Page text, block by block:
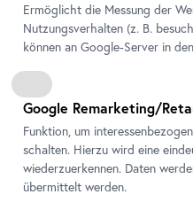
Nicolas Jasmin, Untitled (ILLUSIONS) OUT
INDEX (R.S.), 2018
Courtesy der Künstler und Croy Nielsen,
Ermöglicht die Messung der
Nutzungsverhalten (z. B.
können an Google-Server in
Google Remarketing/
Funktion, um
schalten. Hierzu wird eine
wiederzuerkennen. Daten
übermittelt werden.